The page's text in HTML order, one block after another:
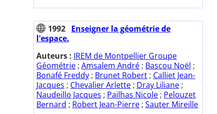
1992 Enseigner la géométrie de
l'espace.
Auteurs : IREM de Montpellier Groupe
Géométrie ; Amsalem André ; Bascou Noël ;
Bonafé Freddy ; Brunet Robert ; Calliet Jean-
Jacques ; Chevalier Arlette ; Dray Liliane ;
Naudeillo Jacques ; Pailhas Nicole ; Pelouzet
Bernard ; Robert Jean-Pierre ; Sauter Mireille